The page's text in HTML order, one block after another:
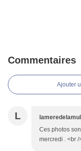
Commentaires
Ajouter
L
Ces photos
mercredi . <br